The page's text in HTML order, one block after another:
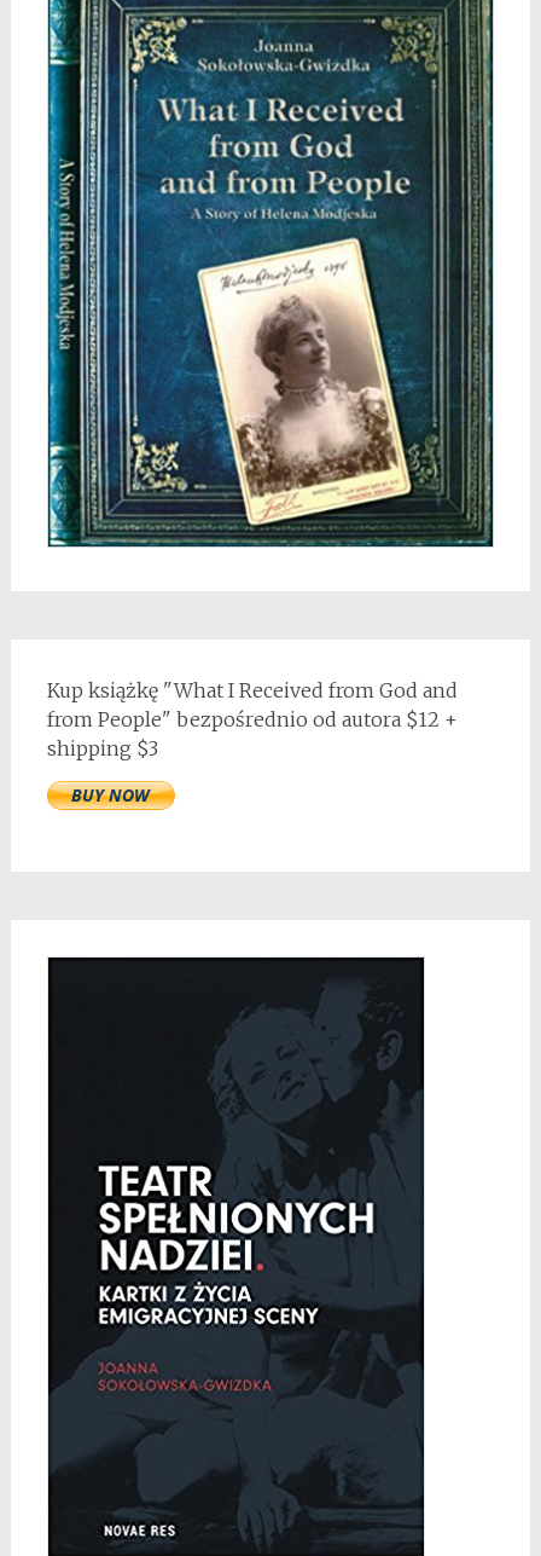
Kup książkę "What I Received from God and
from People" bezpośrednio od autora $12 +
shipping $3